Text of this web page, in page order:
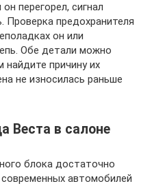
перегорел, сигнал
Проверка предохранителя
он или
Обе детали можно
найдите причину их
не износилась раньше
Веста в салоне
блока достаточно
автомобилей